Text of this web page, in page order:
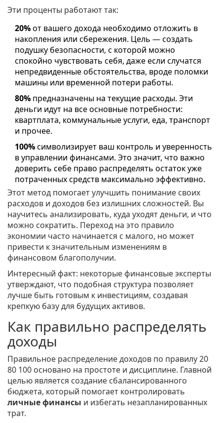
Эти проценты работают так:
20%от вашего дохода необходимо отложить в
накопления или сбережения. Цель — создать
подушку безопасности, с которой можно
спокойно чувствовать себя, даже если случатся
непредвиденные обстоятельства, вроде поломки
машины или временной потери работы.
80% предназначены на текущие расходы. Эти
деньги идут на все основные потребности:
квартплата, коммунальные услуги, еда, транспорт
и прочее.
100%символизирует ваш контроль и уверенность
в управлении финансами. Это значит, что важно
доверить себе право распределять остаток уже
потраченных средств максимально эффективно.
Этот метод помогает улучшить понимание своих
расходов и доходов без излишних сложностей. Вы
научитесь анализировать, куда уходят деньги, и что
можно сократить. Переход на это правило
экономии часто начинается с малого, но может
привести к значительным изменениям в
финансовом благополучии.
Интересный факт: некоторые финансовые эксперты
утверждают, что подобная структура позволяет
лучше быть готовым к инвестициям, создавая
крепкую базу для будущих активов.
Как правильно распределять
доходы
Правильное распределение доходов по правилу 20
80 100 основано на простоте и дисциплине. Главной
целью является создание сбалансированного
бюджета, который помогает контролировать
личные финансы и избегать незапланированных
трат.